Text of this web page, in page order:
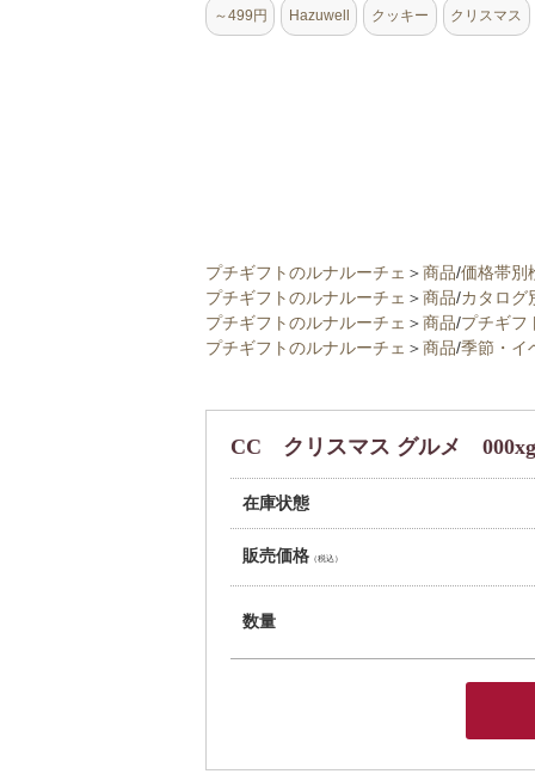
～499円 Hazuwell クッキー クリスマス
プチギフトのルナルーチェ ＞商品/価格帯別
プチギフトのルナルーチェ ＞商品/カタログ
プチギフトのルナルーチェ ＞商品/プチギフ
プチギフトのルナルーチェ ＞商品/季節・イ
CC クリスマス グルメ
在庫状態
販売価格（税込）
数量